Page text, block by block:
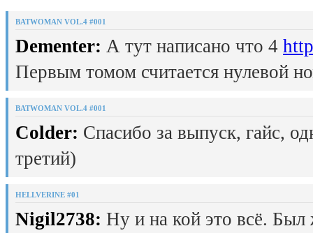
BATWOMAN VOL.4 #001
Dementer: А тут написано что 4
Первым томом считается нулевой
BATWOMAN VOL.4 #001
Colder: Спасибо за выпуск, гайс,
третий)
HELLVERINE #01
Nigil2738: Ну и на кой это всё.